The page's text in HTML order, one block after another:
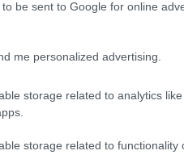
be sent to Google for online
me personalized advertising.
storage related to analytics
storage related to functionality
Aktuális